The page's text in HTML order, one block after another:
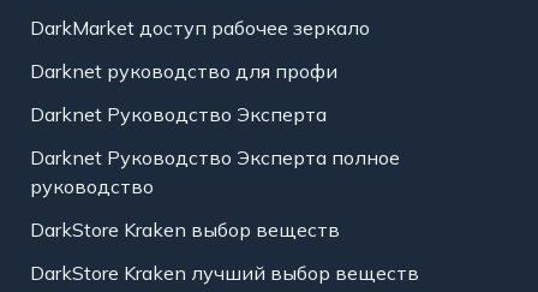
DarkMarket доступ рабочее зеркало
Darknet руководство для профи
Darknet Руководство Эксперта
Darknet Руководство Эксперта полное
руководство
DarkStore Kraken выбор веществ
DarkStore Kraken лучший выбор веществ